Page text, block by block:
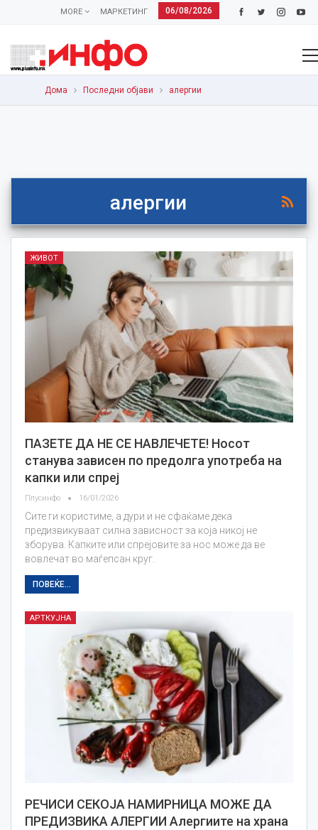
06/08/2026
МАРКЕТИНГ
MORE
Дома Последни објави алергии
алергии
ЖИВОТ
ПАЗЕТЕ ДА НЕ СЕ НАВЛЕЧЕТЕ! Носот
станува зависен по предолга употреба на
капки или спреј
Плусинфо 16/01/2026
Сите ги користиме, а дури и не сфаќаме дека
предизвикуваат силна зависност за која никој не
зборува. Капките или спрејовите за нос може да ве
вовлечат во маѓепсан круг.
ПОВЕЌЕ...
АРТКУЈНА
РЕЧИСИ СЕКОЈА НАМИРНИЦА МОЖЕ ДА
ПРЕДИЗВИКА АЛЕРГИИ Алергиите на храна